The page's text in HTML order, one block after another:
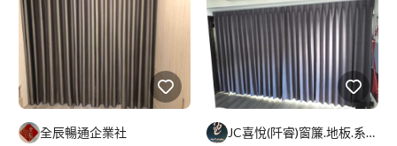
全辰暢通企業社 JC喜悅(阡睿)窗簾.地板.系統櫃.隔熱紙joy curta